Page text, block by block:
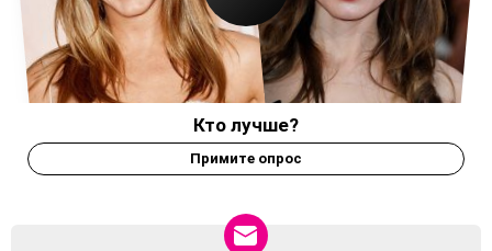
Кто лучше?
Примите опрос